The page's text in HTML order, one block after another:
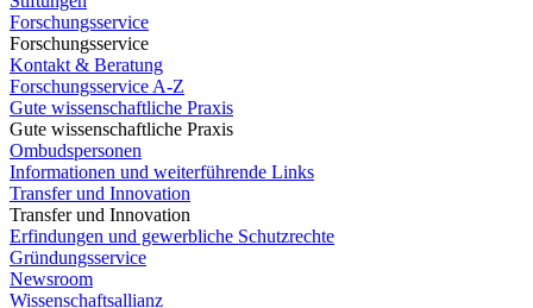
Forschungsservice
Forschungsservice
Kontakt & Beratung
Forschungsservice A-Z
Gute wissenschaftliche Praxis
Gute wissenschaftliche Praxis
Ombudspersonen
Informationen und weiterführende Links
Transfer und Innovation
Transfer und Innovation
Erfindungen und gewerbliche Schutzrechte
Gründungsservice
Newsroom
Wissenschaftsallianz